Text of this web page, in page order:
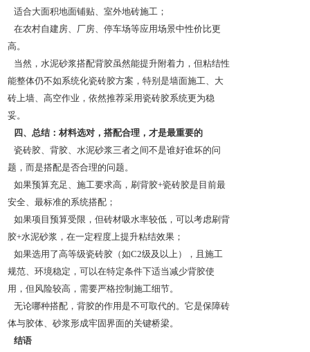
适合大面积地面铺贴、室外地砖施工；
在农村自建房、厂房、停车场等应用场景中性价比更
高。
当然，水泥砂浆搭配背胶虽然能提升附着力，但粘结性
能整体仍不如系统化瓷砖胶方案，特别是墙面施工、大
砖上墙、高空作业，依然推荐采用瓷砖胶系统更为稳
妥。
四、总结：材料选对，搭配合理，才是最重要的
瓷砖胶、背胶、水泥砂浆三者之间不是谁好谁坏的问
题，而是搭配是否合理的问题。
如果预算充足、施工要求高，刷背胶+瓷砖胶是目前最
安全、最标准的系统搭配；
如果项目预算受限，但砖材吸水率较低，可以考虑刷背
胶+水泥砂浆，在一定程度上提升粘结效果；
如果选用了高等级瓷砖胶（如C2级及以上），且施工
规范、环境稳定，可以在特定条件下适当减少背胶使
用，但风险较高，需要严格控制施工细节。
无论哪种搭配，背胶的作用是不可取代的。它是保障砖
体与胶体、砂浆形成牢固界面的关键桥梁。
结语